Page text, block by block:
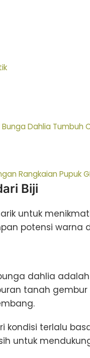
Dahlia Tumbuh
Rangkaian Pupuk
Biji
untuk
potensi warna
dahlia
tanah
terlalu
untuk